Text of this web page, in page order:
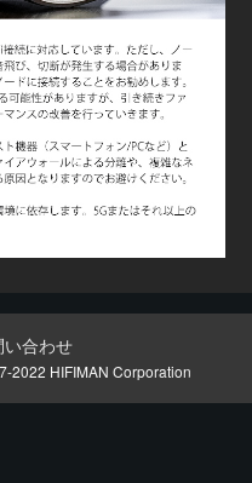
い合わせ
2022 HIFIMAN Corporation